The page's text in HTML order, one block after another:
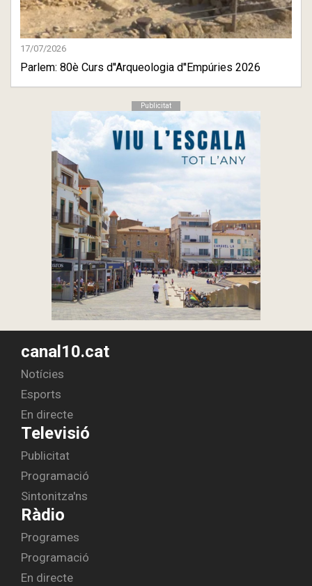
17/07/2026
Parlem: 80è Curs d''Arqueologia d''Empúries 2026
Publicitat
canal10.cat
Notícies
Esports
En directe
Televisió
Publicitat
Programació
Sintonitza'ns
Ràdio
Programes
Programació
En directe